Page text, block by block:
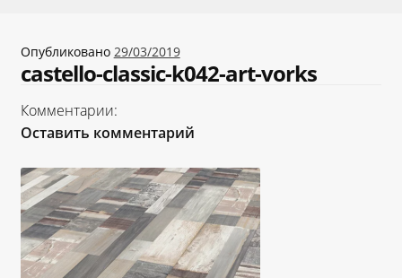
«Карта FUN»
«Карта МАГНИТ»
«Карта Халва»
Доставка
Опубликовано 29/03/2019
castello-classic-k042-art-vorks
Комментарии:
Оставить комментарий